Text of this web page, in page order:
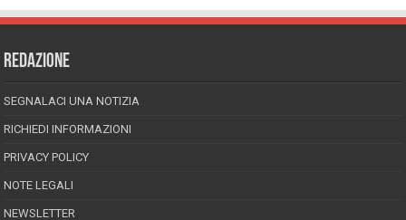
REDAZIONE
SEGNALACI UNA NOTIZIA
RICHIEDI INFORMAZIONI
PRIVACY POLICY
NOTE LEGALI
NEWSLETTER